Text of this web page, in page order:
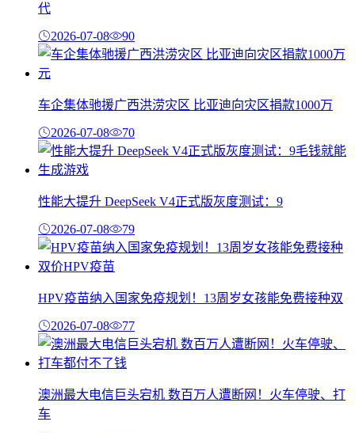
代
2026-07-08 90
车企集体驰援广西洪涝灾区 比亚迪向灾区捐款1000万
2026-07-08 70
性能大提升 DeepSeek V4正式版灰度测试：9
2026-07-08 79
HPV疫苗纳入国家免疫规划！13周岁女孩能免费接种双
2026-07-08 77
澳洲最大电信巨头宕机 数百万人遭断网！火车停驶、打
车